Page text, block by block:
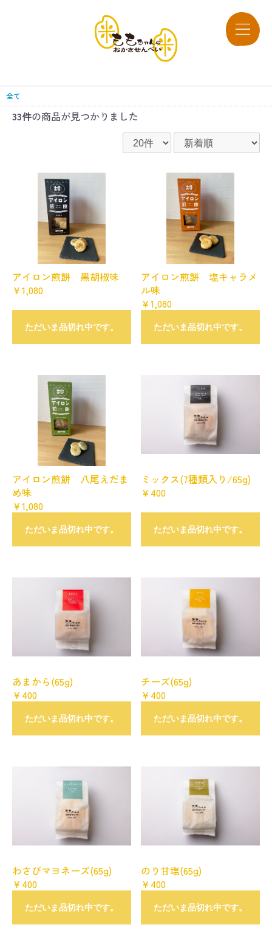
全て
33件の商品が見つかりました
アイロン煎餅 黒胡椒味
￥1,080
ただいま品切れ中です。
アイロン煎餅 塩キャラメ
ル味
￥1,080
ただいま品切れ中です。
アイロン煎餅 八尾えだま
め味
￥1,080
ただいま品切れ中です。
ミックス(7種類入り/65g)
￥400
ただいま品切れ中です。
あまから(65g)
￥400
ただいま品切れ中です。
チーズ(65g)
￥400
ただいま品切れ中です。
わさびマヨネーズ(65g)
￥400
ただいま品切れ中です。
のり甘塩(65g)
￥400
ただいま品切れ中です。